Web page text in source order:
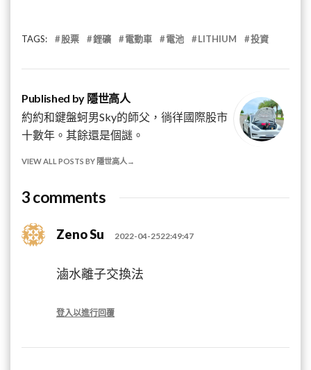
TAGS: 股票 鋰礦 電動車 電池 LITHIUM 投資
Published by 隱世高人
約約和鍵盤蚵男Sky的師父，徜徉國際股市
十數年。其餘還是個謎。
VIEW ALL POSTS BY 隱世高人
3 comments
Zeno Su 2022-04-2522:49:47
滷水離子交換法
登入以進行回覆